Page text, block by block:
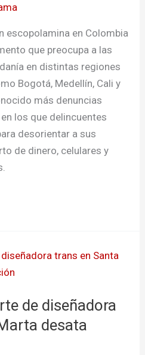
escopolamina en Colombia
que preocupa a las
en distintas regiones
Bogotá, Medellín, Cali y
más denuncias
los que delincuentes
desorientar a sus
de dinero, celulares y
de diseñadora
desata